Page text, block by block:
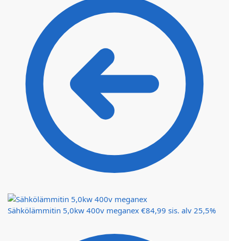
Sähkölämmitin 5,0kw 400v meganex €84,99 sis. alv 25,5%